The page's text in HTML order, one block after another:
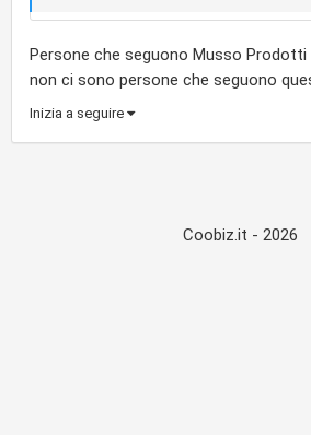
Persone che seguono Musso Prodotti
non ci sono persone che seguono
Inizia a seguire
Coobiz.it - 2026